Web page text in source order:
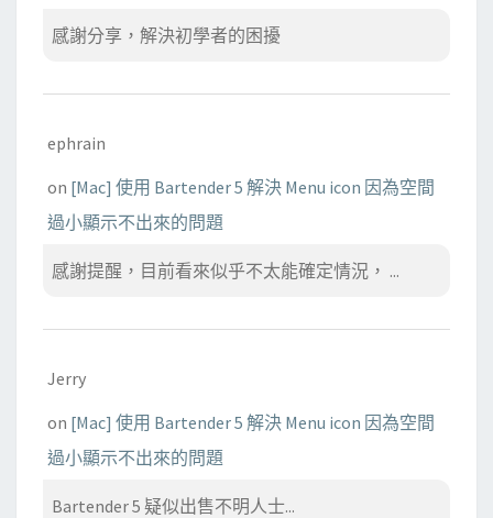
感謝分享，解決初學者的困擾
ephrain
on [Mac] 使用 Bartender 5 解決 Menu icon 因為空間
過小顯示不出來的問題
感謝提醒，目前看來似乎不太能確定情況， ...
Jerry
on [Mac] 使用 Bartender 5 解決 Menu icon 因為空間
過小顯示不出來的問題
Bartender 5 疑似出售不明人士...